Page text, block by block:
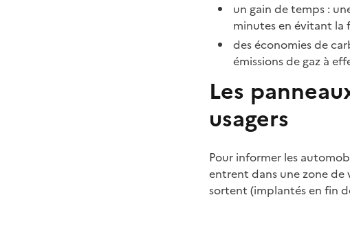
un gain de temps :
minutes en évitant la
des économies de
émissions de gaz à
Les
usagers
Pour informer les
entrent dans une zone de
sortent (implantés en fin